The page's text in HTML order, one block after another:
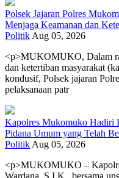
Polsek Jajaran Polres
Menjaga Keamanan dan
Politik Aug 05, 2026
<p>MUKOMUKO, Dalam
dan ketertiban masyarakat
kondusif, Polsek jajaran
pelaksanaan patr
Kapolres Mukomuko Hadiri
Pidana Umum yang Telah
Politik Aug 05, 2026
<p>MUKOMUKO –
Wardana, S.I.K., bersama